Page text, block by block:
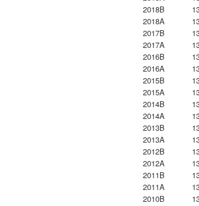
2018B
2018A
2017B
2017A
2016B
2016A
2015B
2015A
2014B
2014A
2013B
2013A
2012B
2012A
2011B
2011A
2010B